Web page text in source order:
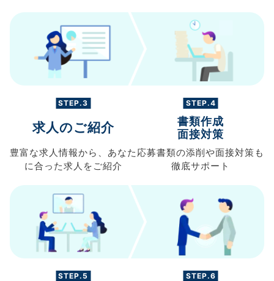
STEP.3
求人のご紹介
豊富な求人情報から、 あなた
に合った求人を ご紹介
STEP.4
書類作成
面接対策
応募書類の添削や面接対策も
徹底サポート
STEP.5 STEP.6